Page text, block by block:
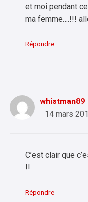
et moi pendant
ma femme….!!!
Répondre
whistman89
14 mars
C’est clair que
!!
Répondre